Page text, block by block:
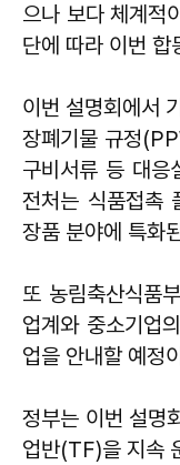
으나 보다 체계적
단에 따라 이번 합
이번 설명회에서
장폐기물 규정
구비서류 등 대응
전처는 식품접촉
장품 분야에 특화
또 농림축산식품
업계와 중소기업
업을 안내할 예정
정부는 이번 설명
업반(TF)을 지속